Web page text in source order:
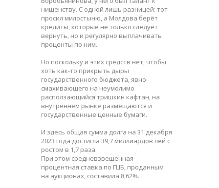
нищенству. С одной лишь разницей: тот
просил милостыню, а Молдова берёт
кредиты, которые не только следует
вернуть, но и регулярно выплачивать
проценты по ним.
Но поскольку и этих средств нет, чтобы
хоть как-то прикрыть дыры
государственного бюджета, явно
смахивающего на неумолимо
расползающийся тришкин кафтан, на
внутреннем рынке размещаются и
государственные ценные бумаги.
И здесь общая сумма долга на 31 декабря
2023 года достигла 39,7 миллиардов лей с
ростом в 1,7 раза.
При этом средневзвешенная
процентная ставка по ГЦБ, проданным
на аукционах, составила 8,62%.